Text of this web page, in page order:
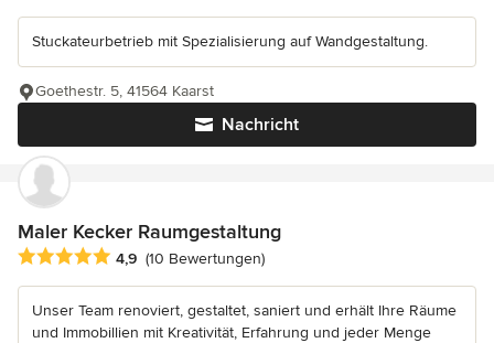
Stuckateurbetrieb mit Spezialisierung auf Wandgestaltung.
Nachricht
Goethestr. 5, 41564 Kaarst
Maler Kecker Raumgestaltung
Durchschnittliche Bewertung: 4.9 von 5 Sternen
4,9 (10 Bewertungen)
Unser Team renoviert, gestaltet, saniert und erhält Ihre Räume
und Immobillien mit Kreativität, Erfahrung und jeder Menge